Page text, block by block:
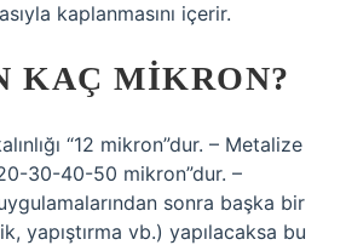
kaplanmasını içerir.
KAÇ MIKRON?
“12 mikron”dur. – Metalize
30-40-50 mikron”dur. –
sonra başka bir
yapıştırma vb.) yapılacaksa bu